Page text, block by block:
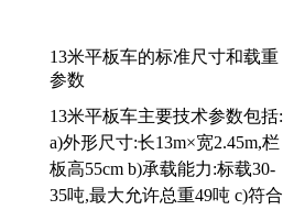
13米平板车的标准尺寸和载重
参数
13米平板车主要技术参数包括:
a)外形尺寸:长13m×宽2.45m,栏
板高55cm b)承载能力:标载30-
35吨,最大允许总重49吨 c)符合